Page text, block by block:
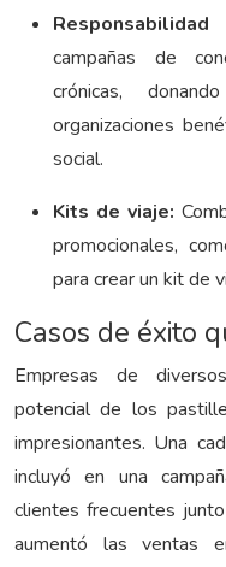
Responsabilidad
campañas de
crónicas,
organizaciones
social.
Kits de viaje:
promocionales,
para crear un kit de
Casos de éxito
Empresas de
potencial de los
impresionantes. Una
incluyó en una
clientes frecuentes
aumentó las ventas